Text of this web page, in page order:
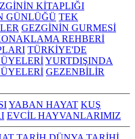
KİTAPLIĞI
GÜNLÜĞÜ TEK
GEZGİNİN GURMESİ
REHBERİ
TÜRKİYE'DE
YURTDIŞINDA
GEZENBİLİR
YABAN HAYAT KUŞ
EVCİL HAYVANLARIMIZ